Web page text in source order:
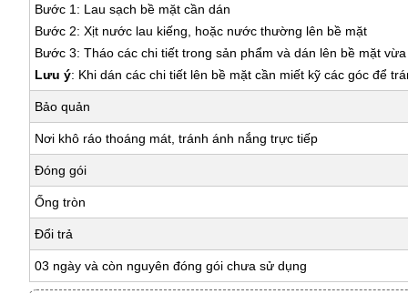
Bước 1: Lau sạch bề mặt cần dán
Bước 2: Xịt nước lau kiếng, hoặc nước thường lên bề mặt
Bước 3: Tháo các chi tiết trong sản phẩm và dán lên bề mặt
Lưu ý: Khi dán các chi tiết lên bề mặt cần miết kỹ các góc để
Bảo quản
Nơi khô ráo thoáng mát, tránh ánh nắng trực tiếp
Đóng gói
Ống tròn
Đổi trả
03 ngày và còn nguyên đóng gói chưa sử dụng